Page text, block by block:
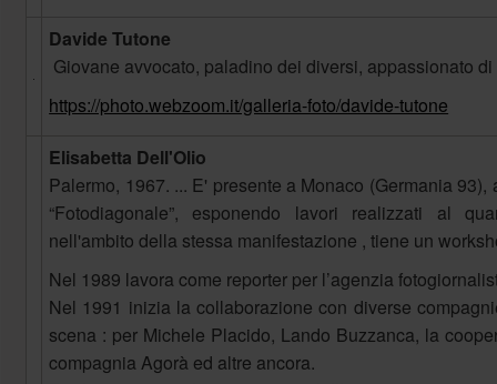
Davide Tutone
Giovane avvocato, paladino dei diversi, appassionato
https://photo.webzoom.it/galleria-foto/davide-tutone
Elisabetta Dell'Olio
Palermo, 1967. ... E' presente a Monaco (Germania
“Fotodiagonale”, esponendo lavori realizzati al
nell'ambito della stessa manifestazione , tiene un
Nel 1989 lavora come reporter per l’agenzia
Nel 1991 inizia la collaborazione con diverse
scena : per Michele Placido, Lando Buzzanca, la
compagnia Agorà ed altre ancora.